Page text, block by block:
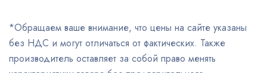
*Обращаем ваше внимание, что цены на сайте указаны
без НДС и могут отличаться от фактических. Также
производитель оставляет за собой право менять